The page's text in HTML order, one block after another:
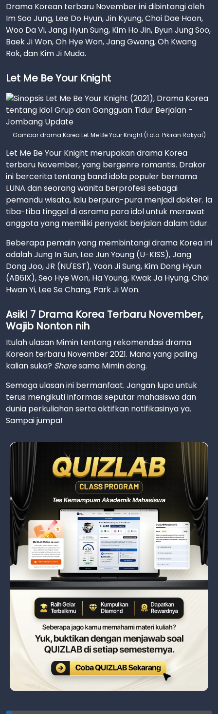
Drama Korean terbaru November ini dibintangi oleh
Im Soo Jung, Lee Do Hyun, Jin Kyung, Choi Dae Hoon,
Woo Da Vi, Jang Hyun Sung, Kim Ho Jin, Byun Jung Soo,
Baek Ji Won, Oh Hye Won, Jang Gwang, Oh Kwang
Rok, dan Kim Ji Muda.
Let Me Be Your Knight
Gambar drama Korea Let Me Be Your Knight (Foto: Pikiran Rakyat)
Let Me Be Your Knight merupakan drama Korea
terbaru November, yang bergenre romantis. Drakor
ini bercerita tentang band idola populer bernama
LUNA dan seorang wanita berprofesi sebagai
pemandu wisata, lalu berpura-pura menjadi dokter. Ia
tiba-tiba tinggal di asrama para idol untuk merawat
anggota yang memiliki penyakit berjalan dalam tidur.
Beberapa pemain yang membintangi drama Korea ini
adalah Jung In Sun, Lee Jun Young (U-KISS), Jang
Dong Joo, JR (NU'EST), Yoon Ji Sung, Kim Dong Hyun
(AB6IX), Seo Hye Won, Ha Young, Kwak Ja Hyung, Choi
Hwan Yi, Lee Se Chang, Park Ji Won.
Asik! 7 Drama Korea Terbaru November,
Wajib Nonton nih
Itulah ulasan Mimin tentang rekomendasi drama
Korean terbaru November 2021. Mana yang paling
kalian suka? Sharesama Mimin dong.
Semoga ulasan ini bermanfaat. Jangan lupa untuk
terus mengikuti informasi seputar mahasiswa dan
dunia perkuliahan serta aktifkan notifikasinya ya.
Sampai jumpa!